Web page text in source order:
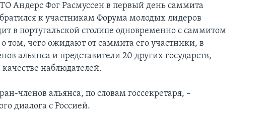
Андерс Фог Расмуссен в первый день саммита
к участникам Форума молодых лидеров
в португальской столице одновременно с саммитом
том, чего ожидают от саммита его участники, в
альянса и представители 20 других государств,
наблюдателей.
членов альянса, по словам госсекретаря, –
диалога с Россией.